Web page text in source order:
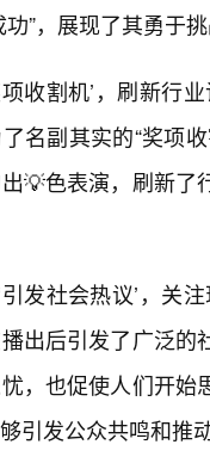
功”，展现了其勇于
项收割机’，刷新行
名副其实的“奖项
💡色表演，刷新
引发社会热议’，关
出后引发了广泛
，也促使人们开
引发公众共鸣和推